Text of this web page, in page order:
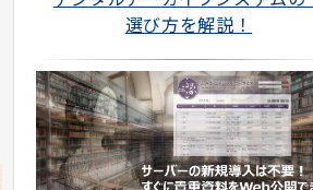
選び方を解説！